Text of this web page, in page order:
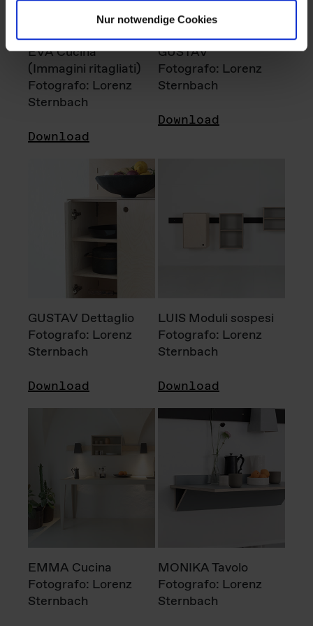
Nur notwendige Cookies
EVA Cucina
(Immagini ritagliati)
Fotografo: Lorenz
Sternbach
Download
GUSTAV
Fotografo: Lorenz
Sternbach
Download
GUSTAV Dettaglio
Fotografo: Lorenz
Sternbach
Download
LUIS Moduli sospesi
Fotografo: Lorenz
Sternbach
Download
EMMA Cucina
Fotografo: Lorenz
Sternbach
MONIKA Tavolo
Fotografo: Lorenz
Sternbach